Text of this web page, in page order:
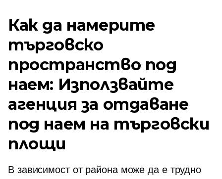
Как да намерите
търговско
пространство под
наем: Използвайте
агенция за отдаване
под наем на търговски
площи
В зависимост от района може да е трудно